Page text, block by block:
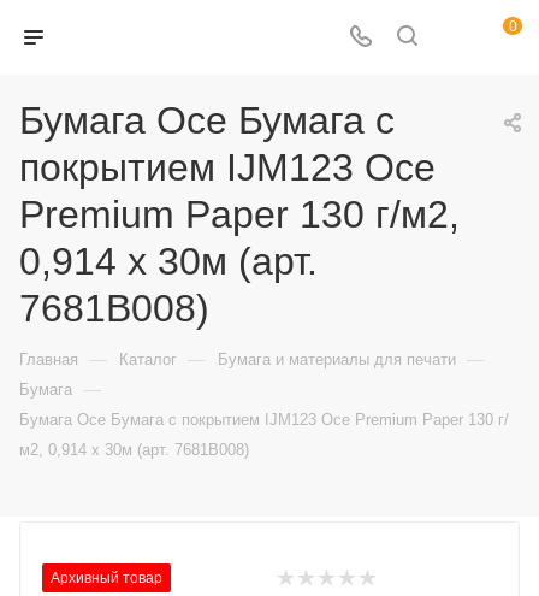
0
Бумага Oce Бумага с
покрытием IJM123 Oce
Premium Paper 130 г/м2,
0,914 х 30м (арт.
7681B008)
Главная — Каталог — Бумага и материалы для печати —
Бумага —
Бумага Oce Бумага с покрытием IJM123 Oce Premium Paper 130 г/
м2, 0,914 х 30м (арт. 7681B008)
Архивный товар